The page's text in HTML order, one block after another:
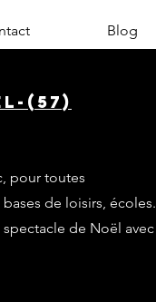
Blog
(57)
pour toutes
de loisirs, écoles.
de Noël avec